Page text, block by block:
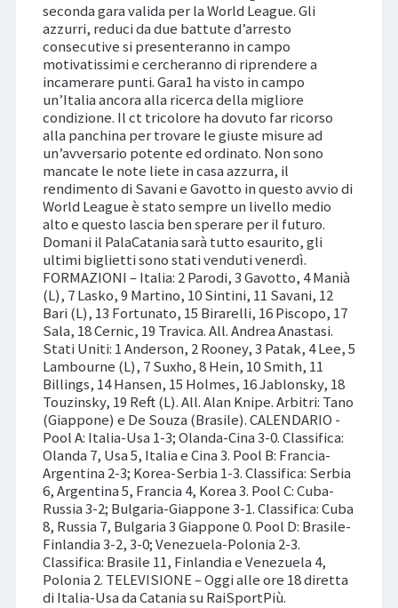
seconda gara valida per la World League. Gli
azzurri, reduci da due battute d’arresto
consecutive si presenteranno in campo
motivatissimi e cercheranno di riprendere a
incamerare punti. Gara1 ha visto in campo
un’Italia ancora alla ricerca della migliore
condizione. Il ct tricolore ha dovuto far ricorso
alla panchina per trovare le giuste misure ad
un’avversario potente ed ordinato. Non sono
mancate le note liete in casa azzurra, il
rendimento di Savani e Gavotto in questo avvio di
World League è stato sempre un livello medio
alto e questo lascia ben sperare per il futuro.
Domani il PalaCatania sarà tutto esaurito, gli
ultimi biglietti sono stati venduti venerdì.
FORMAZIONI – Italia: 2 Parodi, 3 Gavotto, 4 Manià
(L), 7 Lasko, 9 Martino, 10 Sintini, 11 Savani, 12
Bari (L), 13 Fortunato, 15 Birarelli, 16 Piscopo, 17
Sala, 18 Cernic, 19 Travica. All. Andrea Anastasi.
Stati Uniti: 1 Anderson, 2 Rooney, 3 Patak, 4 Lee, 5
Lambourne (L), 7 Suxho, 8 Hein, 10 Smith, 11
Billings, 14 Hansen, 15 Holmes, 16 Jablonsky, 18
Touzinsky, 19 Reft (L). All. Alan Knipe. Arbitri: Tano
(Giappone) e De Souza (Brasile). CALENDARIO -
Pool A: Italia-Usa 1-3; Olanda-Cina 3-0. Classifica:
Olanda 7, Usa 5, Italia e Cina 3. Pool B: Francia-
Argentina 2-3; Korea-Serbia 1-3. Classifica: Serbia
6, Argentina 5, Francia 4, Korea 3. Pool C: Cuba-
Russia 3-2; Bulgaria-Giappone 3-1. Classifica: Cuba
8, Russia 7, Bulgaria 3 Giappone 0. Pool D: Brasile-
Finlandia 3-2, 3-0; Venezuela-Polonia 2-3.
Classifica: Brasile 11, Finlandia e Venezuela 4,
Polonia 2. TELEVISIONE – Oggi alle ore 18 diretta
di Italia-Usa da Catania su RaiSportPiù.